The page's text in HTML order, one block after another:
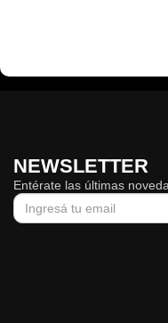
NEWSLETTER
Entérate las últimas